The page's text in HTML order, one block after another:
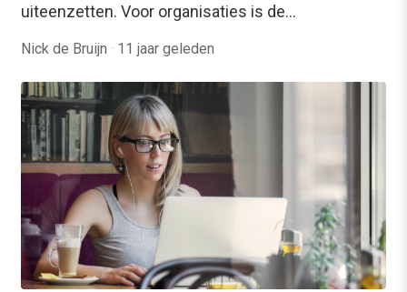
uiteenzetten. Voor organisaties is de…
Nick de Bruijn · 11 jaar geleden